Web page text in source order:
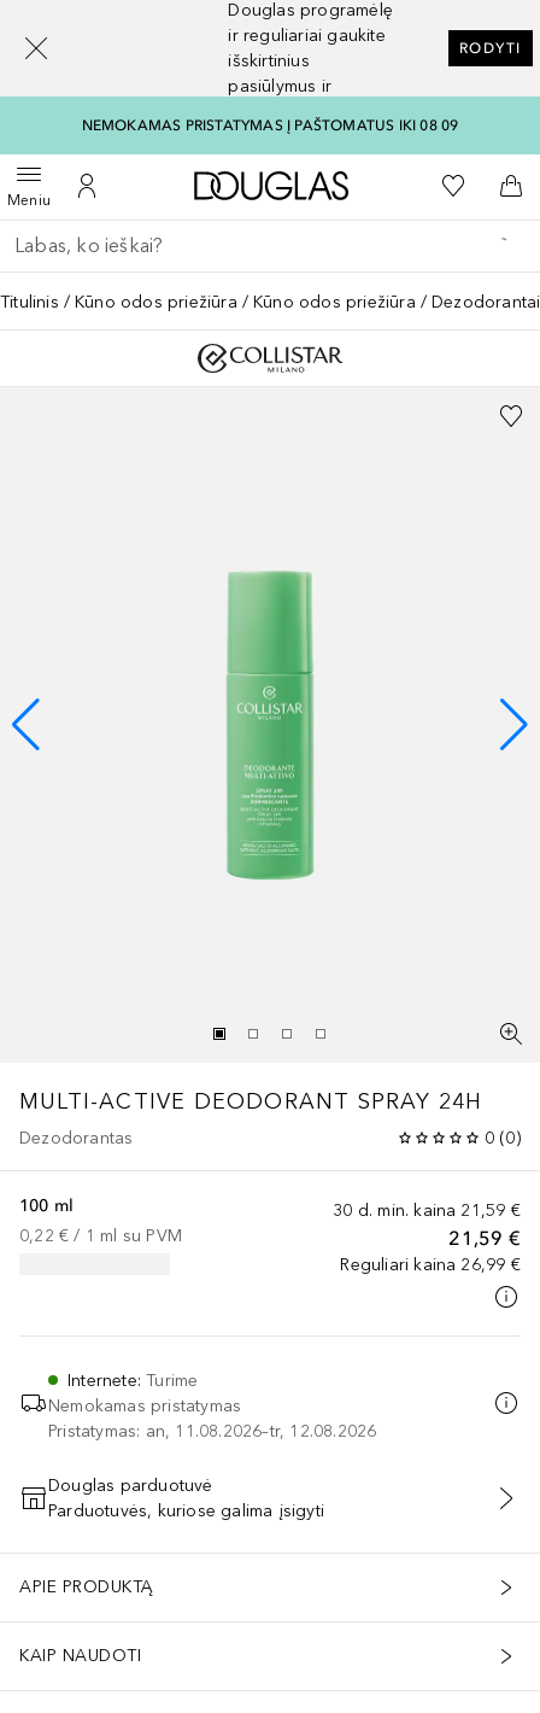
Douglas programėlę
ir reguliariai gaukite
išskirtinius
pasiūlymus ir
RODYTI
NEMOKAMAS PRISTATYMAS Į PAŠTOMATUS IKI 08 09
MeniuAtidaryti meniuĮ mano paskyrą
Į Douglas pagrindinį
Į mano
Į
Grįžk atgal
Vykdykite paiešką
Titulinis Kūno odos priežiūra Kūno odos priežiūra Dezodorantai
MULTI-ACTIVE DEODORANT SPRAY 24H
Dezodorantas 0 (0)
30 d. min. kaina 21,59 €
21,59 €
Reguliari kaina 26,99 €
100 ml
0,22 € / 1 ml su PVM
Internete:Turime
Nemokamas pristatymas
Pristatymas: an, 11.08.2026–tr, 12.08.2026
PRIDĖTI Į KREPŠELĮ
Douglas parduotuvė
Parduotuvės, kuriose galima įsigyti
APIE PRODUKTĄ
KAIP NAUDOTI
[navigation.slideout.screenreader]